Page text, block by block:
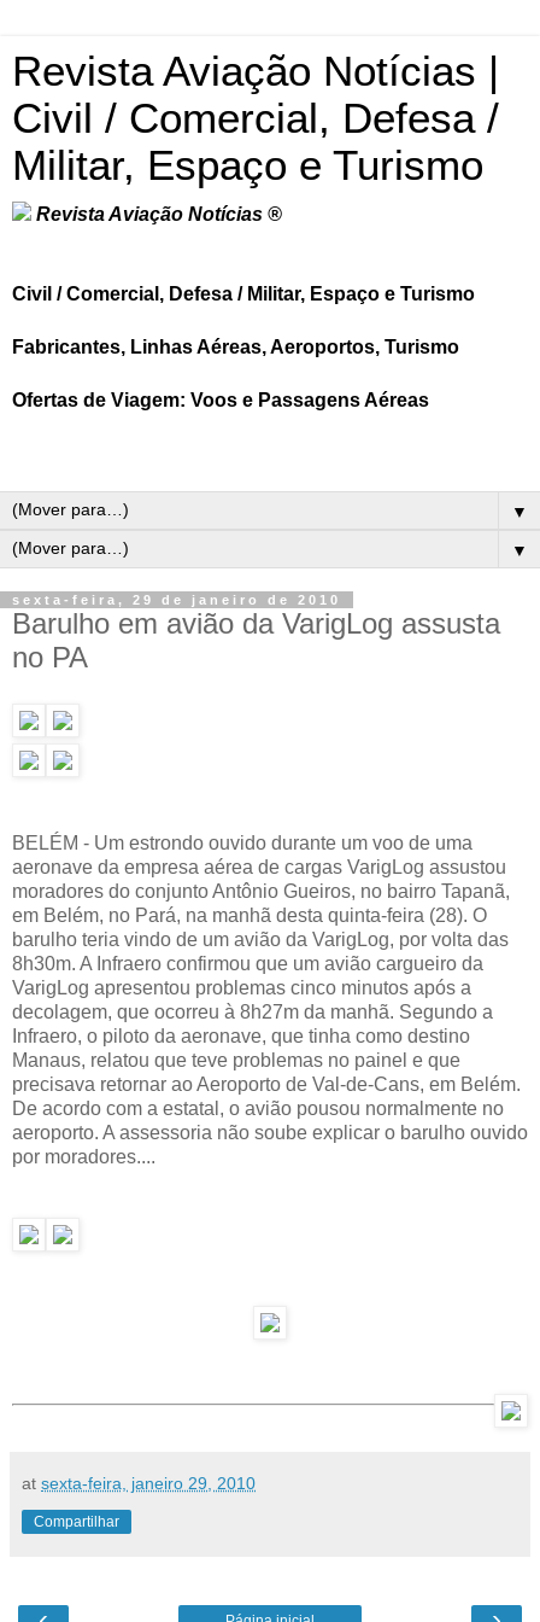
Revista Aviação Notícias |
Civil / Comercial, Defesa /
Militar, Espaço e Turismo
Revista Aviação Notícias ®
Civil / Comercial, Defesa / Militar, Espaço e Turismo
Fabricantes, Linhas Aéreas, Aeroportos, Turismo
Ofertas de Viagem: Voos e Passagens Aéreas
▼
▼
sexta-feira, 29 de janeiro de 2010
Barulho em avião da VarigLog assusta
no PA
BELÉM - Um estrondo ouvido durante um voo de uma
aeronave da empresa aérea de cargas VarigLog assustou
moradores do conjunto Antônio Gueiros, no bairro Tapanã,
em Belém, no Pará, na manhã desta quinta-feira (28). O
barulho teria vindo de um avião da VarigLog, por volta das
8h30m. A Infraero confirmou que um avião cargueiro da
VarigLog apresentou problemas cinco minutos após a
decolagem, que ocorreu à 8h27m da manhã. Segundo a
Infraero, o piloto da aeronave, que tinha como destino
Manaus, relatou que teve problemas no painel e que
precisava retornar ao Aeroporto de Val-de-Cans, em Belém.
De acordo com a estatal, o avião pousou normalmente no
aeroporto. A assessoria não soube explicar o barulho ouvido
por moradores....
at sexta-feira, janeiro 29, 2010
Compartilhar